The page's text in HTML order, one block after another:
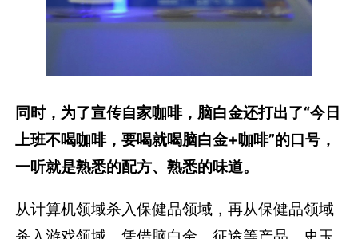
同时，为了宣传自家咖啡，脑白金还打出了“今日
上班不喝咖啡，要喝就喝脑白金+咖啡”的口号，
一听就是熟悉的配方、熟悉的味道。
从计算机领域杀入保健品领域，再从保健品领域